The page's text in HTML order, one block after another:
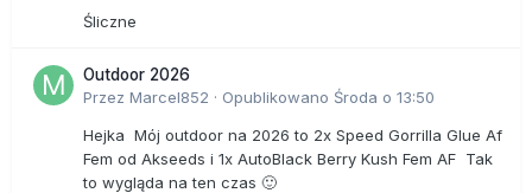
Śliczne
Outdoor 2026
Przez Marcel852 · Opublikowano Środa o 13:50
Hejka Mój outdoor na 2026 to 2x Speed Gorrilla Glue Af
Fem od Akseeds i 1x AutoBlack Berry Kush Fem AF Tak
to wygląda na ten czas 🙂